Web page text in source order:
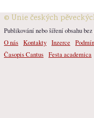
© Unie českých
Publikování nebo šíření obsahu
O nás Kontakty Inzerce
Časopis Cantus Festa academica